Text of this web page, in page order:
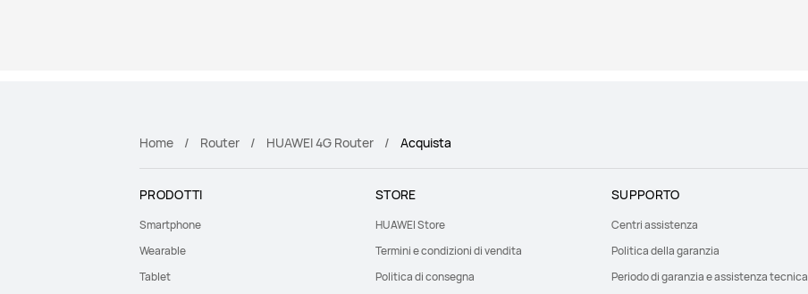
Home Router HUAWEI 4G Router Acquista
PRODOTTI
Smartphone
Wearable
Tablet
STORE
HUAWEI Store
Termini e condizioni di vendita
Politica di consegna
SUPPORTO
Centri assistenza
Politica della garanzia
Periodo di garanzia e assistenza tecnica